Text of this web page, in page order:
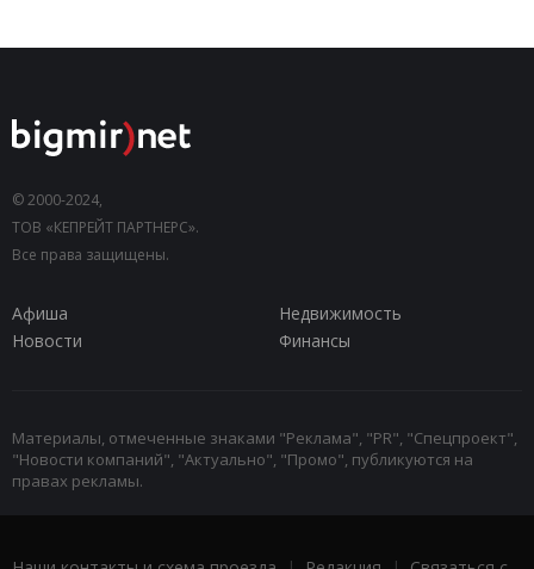
© 2000-2024,
ТОВ «КЕПРЕЙТ ПАРТНЕРС».
Все права защищены.
Афиша
Недвижимость
Новости
Финансы
Материалы, отмеченные знаками "Реклама", "PR", "Спецпроект",
"Новости компаний", "Актуально", "Промо", публикуются на
правах рекламы.